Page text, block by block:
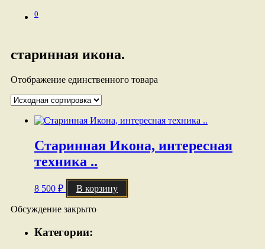
0
старинная икона.
Отображение единственного товара
Старинная Икона, интересная
техника ..
8 500 ₽ В корзину
Обсуждение закрыто
Категории: